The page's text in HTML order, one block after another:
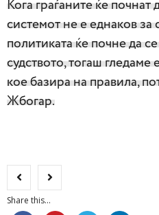
Кога граѓаните ќе почнат
системот не е еднаков за
политиката ќе почне да
судството, тогаш гледаме
кое базира на правила,
Жбогар.
Share this...